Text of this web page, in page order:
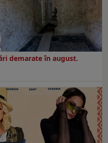
demarate în august.